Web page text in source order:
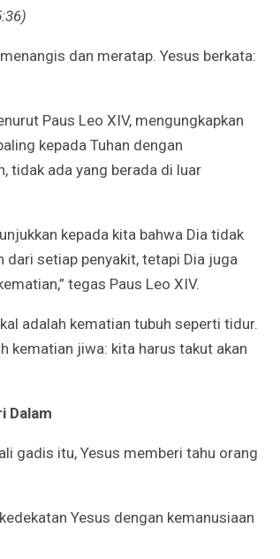
dan meratap. Yesus berkata:
Paus Leo XIV, mengungkapkan
kepada Tuhan dengan
tidak ada yang berada di luar
kepada kita bahwa Dia tidak
dari setiap penyakit, tetapi Dia juga
tegas Paus Leo XIV.
adalah kematian tubuh seperti tidur.
kematian jiwa: kita harus takut akan
Dalam
gadis itu, Yesus memberi tahu orang
Yesus dengan kemanusiaan
Irene Umar Pecah Telor
sebagai Wamen